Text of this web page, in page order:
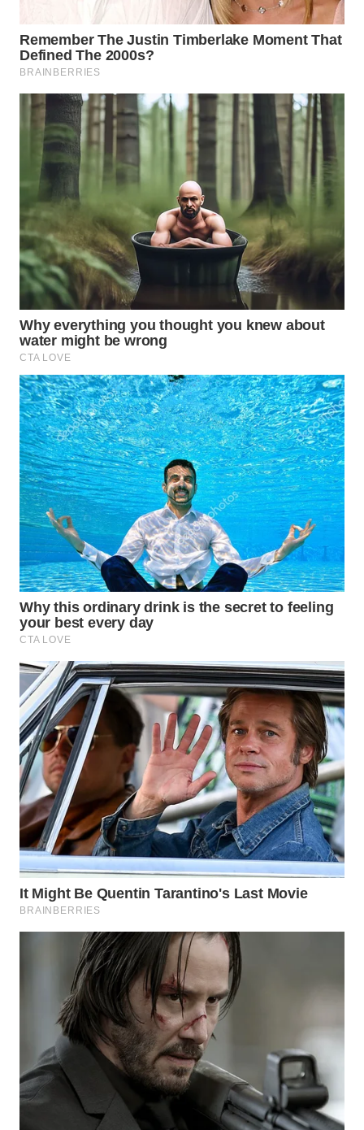
BEKASI
WN
WN
DEPOK
TAPANULI
UTARA
WN
SAMOSIR
WN
PADANG
LAWAS
WN
SUMEDANG
WN
CIANJUR
WN
KEPULAUAN
SERIBU
WN
TANGERANG
WN
BINJAI
WN
CIREBON
WN
INDRAMAYU
WN
KUNINGAN
WN
MAJALENGKA
WN
SUKABUMI
WN
PURWAKARTA